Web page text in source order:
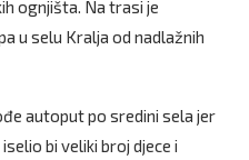
ognjišta. Na trasi je
u selu Kralja od nadlažnih
autoput po sredini sela jer
bi veliki broj djece i